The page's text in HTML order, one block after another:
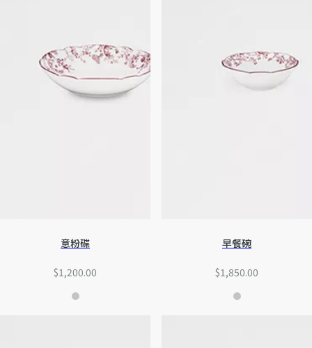
意粉碟
$1,200.00
早餐碗
$1,850.00